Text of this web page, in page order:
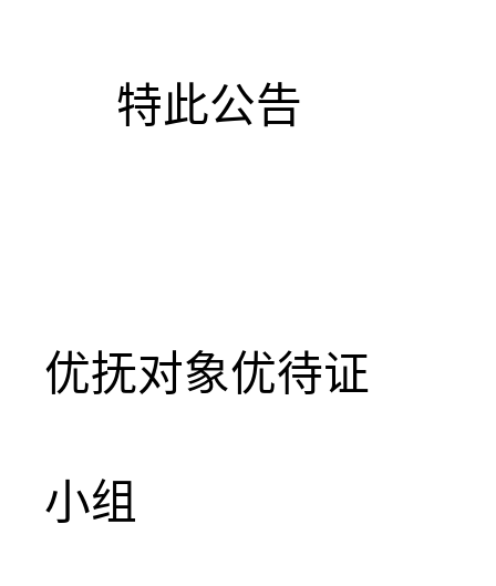
特此公告
优抚对象优待证
小组